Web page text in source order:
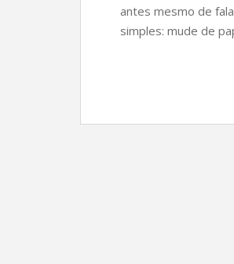
antes mesmo de
simples: mude de